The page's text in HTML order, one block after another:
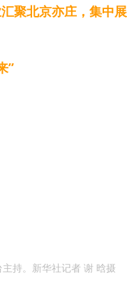
聚北京亦庄，集中
”
持。新华社记者 谢 晗摄